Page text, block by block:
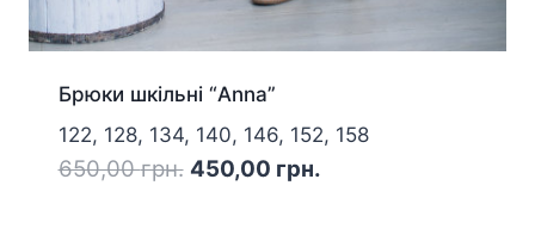
Брюки шкільні “Anna”
122, 128, 134, 140, 146, 152, 158
650,00грн. Оригінальна
450,00 грн.Поточна